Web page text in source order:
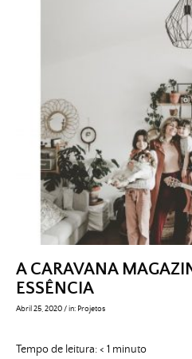
A CARAVANA
ESSÊNCIA
Abril 25, 2020/in: Projetos
Tempo de leitura:< 1 minuto